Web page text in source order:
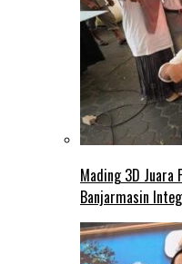
Mading 3D Juara
Banjarmasin